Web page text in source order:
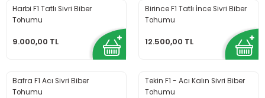
Harbi F1 Tatlı Sivri Biber
Tohumu
9.000,00 TL
Birince F1 Tatlı İnce Sivri Biber
Tohumu
12.500,00 TL
Bafra F1 Acı Sivri Biber
Tohumu
Tekin F1 - Acı Kalın Sivri Biber
Tohumu